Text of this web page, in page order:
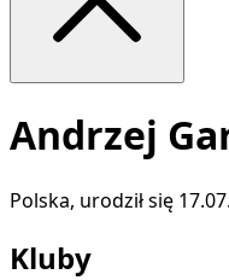
Andrzej
Polska, urodził się
Kluby